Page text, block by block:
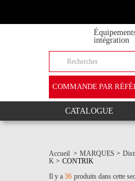
intégration
COMMANDE PAR
CATALOGUE
Accueil > MARQUES >
K > CONTRIK
Il y a 36 produits dans cette